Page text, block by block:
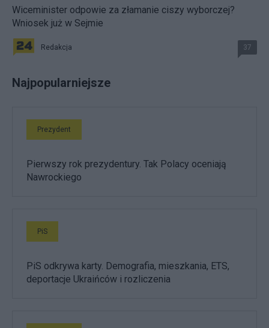
Wiceminister odpowie za złamanie ciszy wyborczej?
Wniosek już w Sejmie
Redakcja 37
Najpopularniejsze
Prezydent
Pierwszy rok prezydentury. Tak Polacy oceniają
Nawrockiego
PiS
PiS odkrywa karty. Demografia, mieszkania, ETS,
deportacje Ukraińców i rozliczenia